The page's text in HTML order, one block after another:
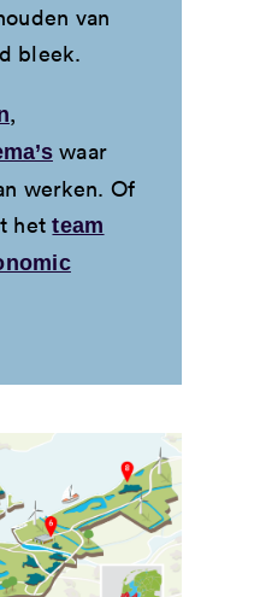
van
bleek.
,
waar
werken. Of
hetteam